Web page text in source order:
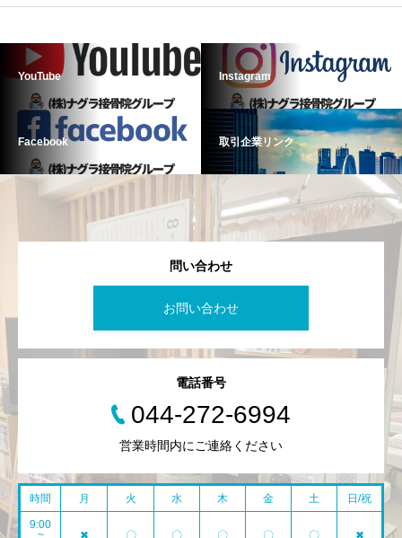
YouTube Instagram
Facebook 取引企業リンク
問い合わせ
お問い合わせ
電話番号
044-272-6994
営業時間内にご連絡ください
時間 月 火 水 木 金 土 日/祝
9:00
~
✖ 〇 〇 〇 〇 〇 ✖